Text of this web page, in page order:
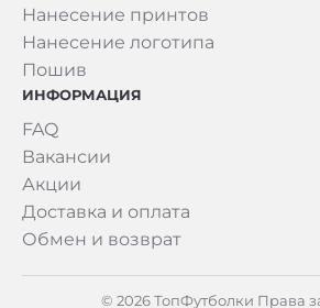
Нанесение принтов
Нанесение логотипа
Пошив
ИНФОРМАЦИЯ
FAQ
Вакансии
Акции
Доставка и оплата
Обмен и возврат
© 2026 ТопФутболки Права